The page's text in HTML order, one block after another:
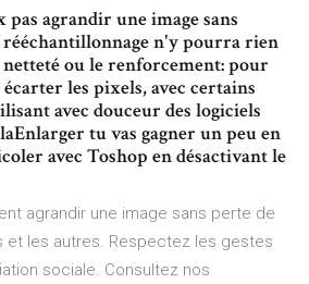
agrandir une image sans
n'y pourra rien
ou le renforcement: pour
les pixels, avec certains
avec douceur des logiciels
tu vas gagner un peu en
avec Toshop en désactivant le
agrandir une image sans perte de
et les autres. Respectez les gestes
sociale. Consultez nos